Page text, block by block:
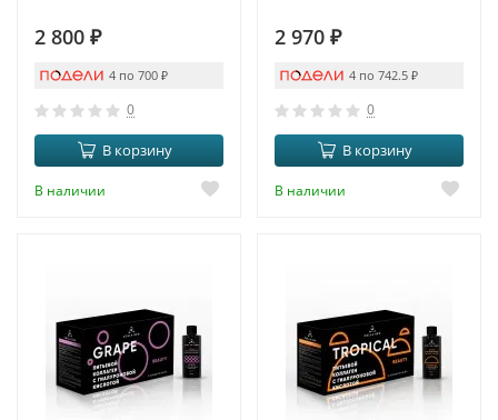
2 800 ₽
4 по 700 ₽
0
В корзину
В наличии
2 970 ₽
4 по 742.5 ₽
0
В корзину
В наличии